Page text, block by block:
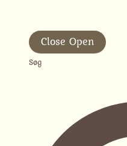
Close Open
Søg